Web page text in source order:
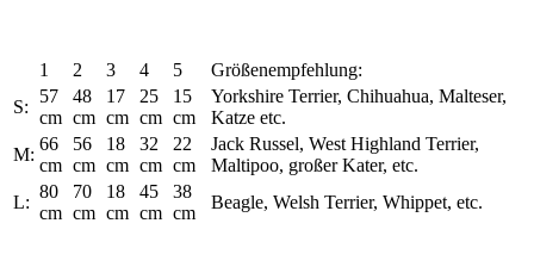
1 2 3 4 5
Größenempfehlung:
S:
57
cm
48
cm
17
cm
25
cm
15
cm
Yorkshire Terrier, Chihuahua, Malteser,
Katze etc.
M:
66
cm
56
cm
18
cm
32
cm
22
cm
Jack Russel, West Highland Terrier,
Maltipoo, großer Kater, etc.
L:
80
cm
70
cm
18
cm
45
cm
38
cm
Beagle, Welsh Terrier, Whippet, etc.